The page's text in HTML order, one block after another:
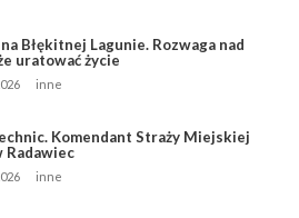
Błękitnej Lagunie. Rozwaga nad
uratować życie
inne
Komendant Straży Miejskiej
Radawiec
inne